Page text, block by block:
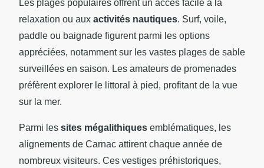
Les plages populaires offrent un accès facile à la
relaxation ou aux activités nautiques. Surf, voile,
paddle ou baignade figurent parmi les options
appréciées, notamment sur les vastes plages de sable
surveillées en saison. Les amateurs de promenades
préfèrent explorer le littoral à pied, profitant de la vue
sur la mer.
Parmi les sites mégalithiques emblématiques, les
alignements de Carnac attirent chaque année de
nombreux visiteurs. Ces vestiges préhistoriques,